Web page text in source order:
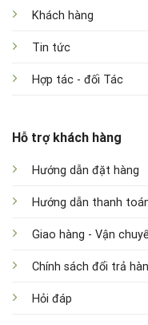
Khách hàng
Tin tức
Hợp tác - đối Tác
Hỗ trợ khách hàng
Hướng dẫn đặt hàng
Hướng dẫn thanh
Giao hàng - Vận
Chính sách đổi trả
Hỏi đáp